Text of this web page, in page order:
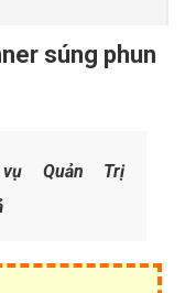
súng phun
Quản Trị